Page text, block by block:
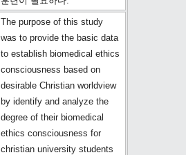
The purpose of this study
was to provide the basic data
to establish biomedical ethics
consciousness based on
desirable Christian worldview
by identify and analyze the
degree of their biomedical
ethics consciousness for
christian university students